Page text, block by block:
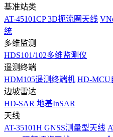
基准站类
AT-45101CP 3D扼流圈天线
统
多维监测
HDS101/102多维监测仪
遥测终端
HDM105遥测终端机 HD-MCU
边坡雷达
HD-SAR 地基InSAR
天线
AT-35101H GNSS测量型天线